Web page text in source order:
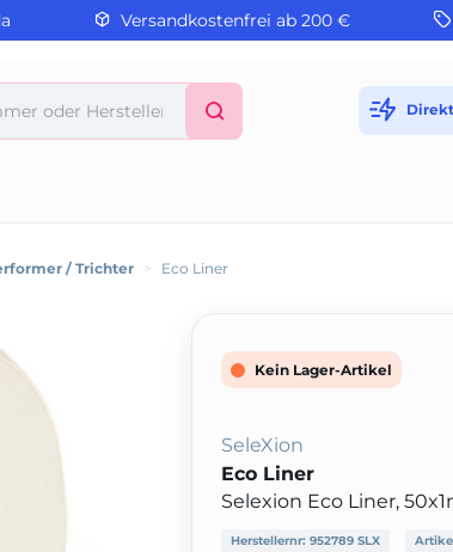
Versandkostenfrei ab 200 €
/ Trichter > Eco Liner
Kein Lager-Artikel
SeleXion
Eco Liner
Selexion Eco Liner,
Herstellernr: 952789 SLX